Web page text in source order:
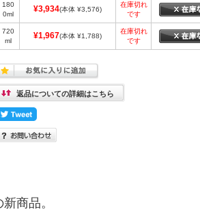
180
0ml
¥3,934(本体 ¥3,576)
在庫切れ
です
720
ml
¥1,967(本体 ¥1,788)
在庫切れ
です
返品についての詳細はこちら
商品。